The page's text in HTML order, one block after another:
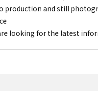
production and still
looking for the latest